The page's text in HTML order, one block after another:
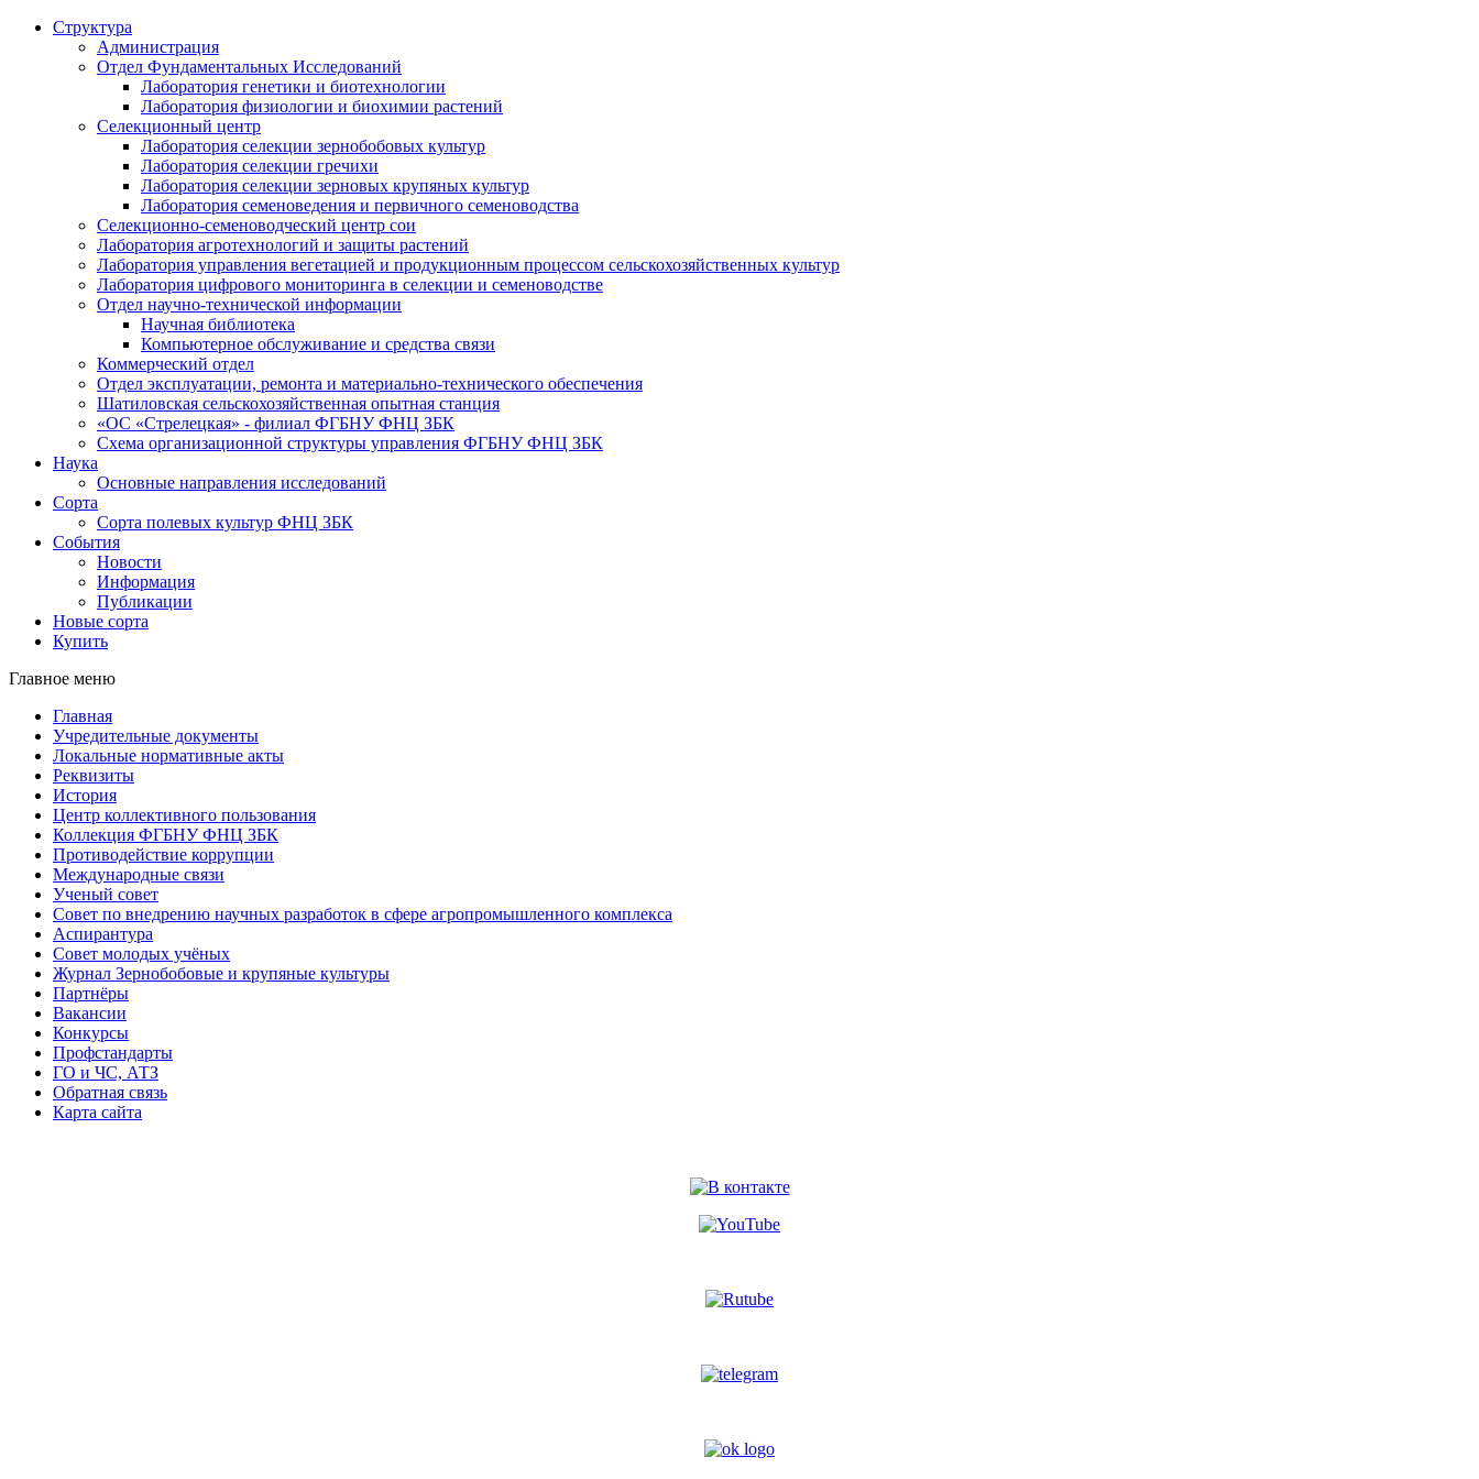
Структура
Администрация
Отдел Фундаментальных Исследований
Лаборатория генетики и биотехнологии
Лаборатория физиологии и биохимии растений
Селекционный центр
Лаборатория селекции зернобобовых культур
Лаборатория селекции гречихи
Лаборатория селекции зерновых крупяных культур
Лаборатория семеноведения и первичного семеноводства
Селекционно-семеноводческий центр сои
Лаборатория агротехнологий и защиты растений
Лаборатория управления вегетацией и продукционным процессом сельскохозяйственных культур
Лаборатория цифрового мониторинга в селекции и семеноводстве
Отдел научно-технической информации
Научная библиотека
Компьютерное обслуживание и средства связи
Коммерческий отдел
Отдел эксплуатации, ремонта и материально-технического обеспечения
Шатиловская сельскохозяйственная опытная станция
«ОС «Стрелецкая» - филиал ФГБНУ ФНЦ ЗБК
Схема организационной структуры управления ФГБНУ ФНЦ ЗБК
Наука
Основные направления исследований
Сорта
Сорта полевых культур ФНЦ ЗБК
События
Новости
Информация
Публикации
Новые сорта
Купить
Главное меню
Главная
Учредительные документы
Локальные нормативные акты
Реквизиты
История
Центр коллективного пользования
Коллекция ФГБНУ ФНЦ ЗБК
Противодействие коррупции
Международные связи
Ученый совет
Совет по внедрению научных разработок в сфере агропромышленного комплекса
Аспирантура
Совет молодых учёных
Журнал Зернобобовые и крупяные культуры
Партнёры
Вакансии
Конкурсы
Профстандарты
ГО и ЧС, АТЗ
Обратная связь
Карта сайта